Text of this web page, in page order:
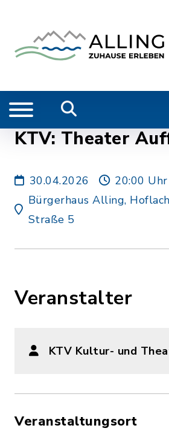
KTV: Theater
30.04.2026
20:00 Uhr
Bürgerhaus Alling,
Straße 5
Veranstalter
KTV Kultur- und
Veranstaltungsort